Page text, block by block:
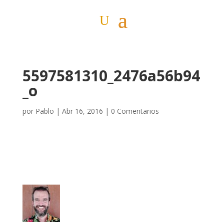
5597581310_2476a56b94
_o
por Pablo | Abr 16, 2016 | 0 Comentarios